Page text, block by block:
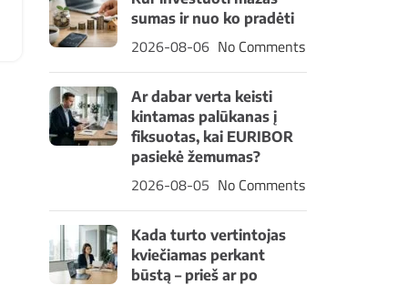
sumas ir nuo ko pradėti
2026-08-06 No Comments
Ar dabar verta keisti
kintamas palūkanas į
fiksuotas, kai EURIBOR
pasiekė žemumas?
2026-08-05 No Comments
Kada turto vertintojas
kviečiamas perkant
būstą – prieš ar po